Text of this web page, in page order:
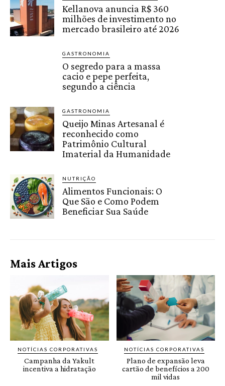
Kellanova anuncia R$ 360
milhões de investimento no
mercado brasileiro até 2026
GASTRONOMIA
O segredo para a massa
cacio e pepe perfeita,
segundo a ciência
GASTRONOMIA
Queijo Minas Artesanal é
reconhecido como
Patrimônio Cultural
Imaterial da Humanidade
NUTRIÇÃO
Alimentos Funcionais: O
Que São e Como Podem
Beneficiar Sua Saúde
Mais Artigos
NOTÍCIAS CORPORATIVAS
Campanha da Yakult
incentiva a hidratação
NOTÍCIAS CORPORATIVAS
Plano de expansão leva
cartão de benefícios a 200
mil vidas